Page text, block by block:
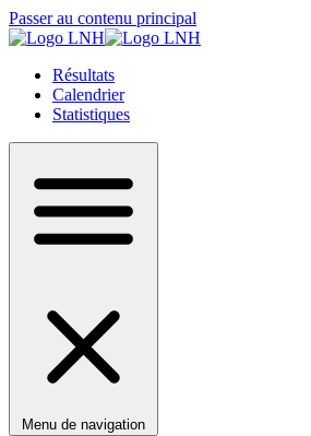
Passer au contenu principal
Résultats
Calendrier
Statistiques
Menu de navigation